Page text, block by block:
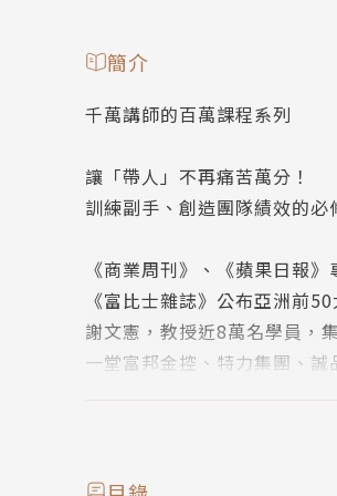
簡介
千萬講師的百萬課程系列
讓「帶人」不再痛苦萬分！
訓練副手、創造團隊績效的必
《商業周刊》、《蘋果日報》
《富比士雜誌》公布亞洲前
謝文憲，教授近8萬名學員，
一堂富邦金控、特力集團、誠
是壓力，也是機會。